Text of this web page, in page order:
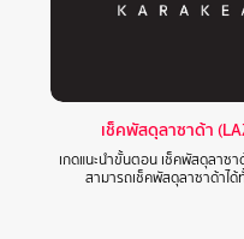
เช็คพัสดุลาซาด้า
เกดแนะนำขั้นตอน เช็คพัสดุลาซ
สามารถเช็คพัสดุลาซาด้าได้